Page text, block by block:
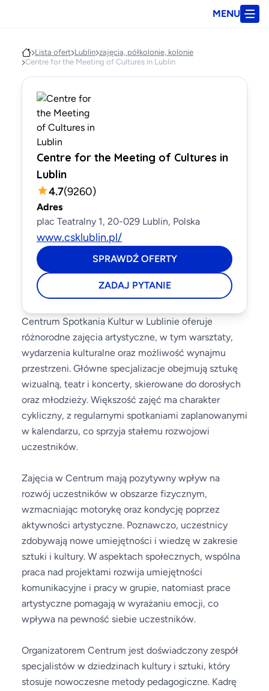
MENU
Lista ofert Lublin zajęcia, półkolonie, kolonie
Centre for the Meeting of Cultures in Lublin
Centre for the Meeting of Cultures in
Lublin
4.7(9260)
Adres
plac Teatralny 1, 20-029 Lublin, Polska
www.csklublin.pl/
SPRAWDŹ OFERTY
ZADAJ PYTANIE
Centrum Spotkania Kultur w Lublinie oferuje
różnorodne zajęcia artystyczne, w tym warsztaty,
wydarzenia kulturalne oraz możliwość wynajmu
przestrzeni. Główne specjalizacje obejmują sztukę
wizualną, teatr i koncerty, skierowane do dorosłych
oraz młodzieży. Większość zajęć ma charakter
cykliczny, z regularnymi spotkaniami zaplanowanymi
w kalendarzu, co sprzyja stałemu rozwojowi
uczestników.
Zajęcia w Centrum mają pozytywny wpływ na
rozwój uczestników w obszarze fizycznym,
wzmacniając motorykę oraz kondycję poprzez
aktywności artystyczne. Poznawczo, uczestnicy
zdobywają nowe umiejętności i wiedzę w zakresie
sztuki i kultury. W aspektach społecznych, wspólna
praca nad projektami rozwija umiejętności
komunikacyjne i pracy w grupie, natomiast prace
artystyczne pomagają w wyrażaniu emocji, co
wpływa na pewność siebie uczestników.
Organizatorem Centrum jest doświadczony zespół
specjalistów w dziedzinach kultury i sztuki, który
stosuje nowoczesne metody pedagogiczne. Kadrę